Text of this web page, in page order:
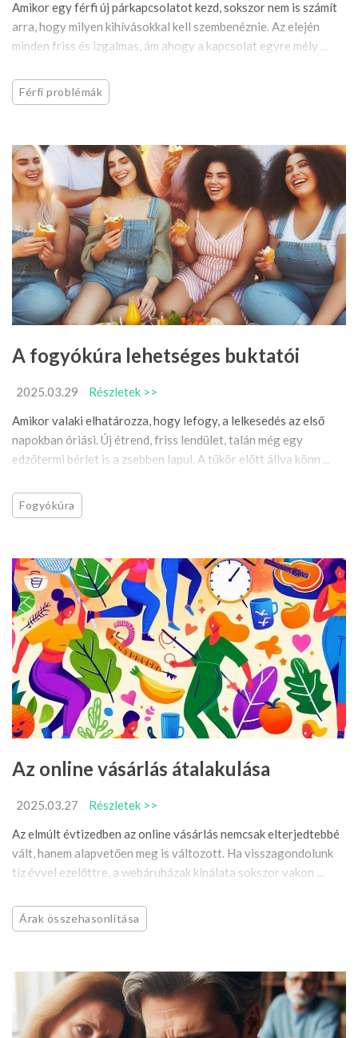
Amikor egy férfi új párkapcsolatot kezd, sokszor nem is számít
arra, hogy milyen kihívásokkal kell szembenéznie. Az elején
minden friss és izgalmas, ám ahogy a kapcsolat egyre mély ...
Férfi problémák
A fogyókúra lehetséges buktatói
2025.03.29
Részletek >>
Amikor valaki elhatározza, hogy lefogy, a lelkesedés az első
napokban óriási. Új étrend, friss lendület, talán még egy
edzőtermi bérlet is a zsebben lapul. A tükör előtt állva könn ...
Fogyókúra
Az online vásárlás átalakulása
2025.03.27
Részletek >>
Az elmúlt évtizedben az online vásárlás nemcsak elterjedtebbé
vált, hanem alapvetően meg is változott. Ha visszagondolunk
tíz évvel ezelőttre, a webáruházak kínálata sokszor vakon ...
Árak összehasonlítása